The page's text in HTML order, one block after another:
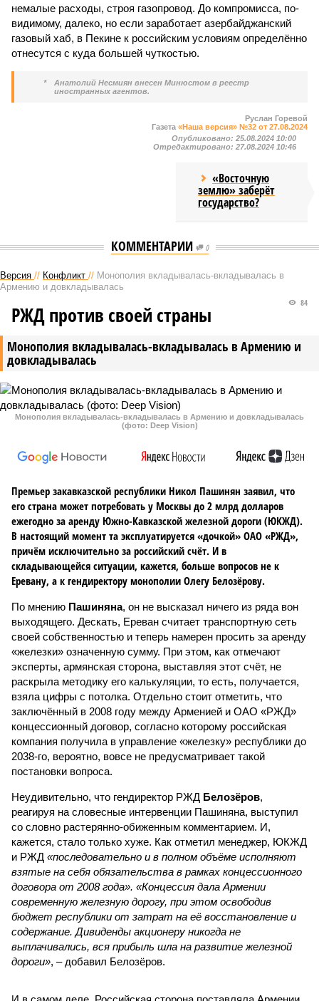
немалые расходы, строя газопровод. До компромисса, по-
видимому, далеко, но если заработает азербайджанский
газовый хаб, в Пекине к российским условиям определённо
отнесутся с куда большей чуткостью.
*
Анатолий Несмиян внесен Минюстом в реестр
иностранных агентов.
Руслан Горевой
Газета «Наша версия» №32 от 27.08.2024
Опубликовано: 25.08.2024 10:00
Отредактировано: 27.08.2024 10:46
«Восточную
землю» заберёт
государство?
КОММЕНТАРИИ 0
Версия // Конфликт // Монополия вкладывалась-вкладывалась в
Армению и довкладывалась
Монополия вкладывалась-вкладывалась в Армению и
довкладывалась
84
РЖД против своей страны
Монополия вкладывалась-вкладывалась в Армению и довкладывалась
(фото: Deep Vision)
Премьер закавказской республики Никол Пашинян заявил, что
его страна может потребовать у Москвы до 2 млрд долларов
ежегодно за аренду Южно-Кавказской железной дороги (ЮКЖД).
В настоящий момент та эксплуатируется «дочкой» ОАО «РЖД»,
причём исключительно за российский счёт. И в
складывающейся ситуации, кажется, больше вопросов не к
Еревану, а к гендиректору монополии Олегу Белозёрову.
По мнению Пашиняна, он не высказал ничего из ряда вон
выходящего. Дескать, Ереван считает транспортную сеть
своей собственностью и теперь намерен просить за аренду
«железки» означенную сумму. При этом, как отмечают
эксперты, армянская сторона, выставляя этот счёт, не
раскрыла методику его калькуляции, то есть, получается,
взяла цифры с потолка. Отдельно стоит отметить, что
заключённый в 2008 году между Арменией и ОАО «РЖД»
концессионный договор, согласно которому российская
компания получила в управление «железку» республики до
2038-го, вероятно, вовсе не предусматривает такой
постановки вопроса.
Неудивительно, что гендиректор РЖД Белозёров,
реагируя на словесные интервенции Пашиняна, выступил
со словно растерянно-обиженным комментарием. И,
кажется, стало только хуже. Как отметил менеджер, ЮКЖД
и РЖД «последовательно и в полном объёме исполняют
взятые на себя обязательства в рамках концессионного
договора от 2008 года». «Концессия дала Армении
современную железную дорогу, при этом освободив
бюджет республики от затрат на её восстановление и
содержание. Дивиденды акционеру никогда не
выплачивались, вся прибыль шла на развитие железной
дороги», – добавил Белозёров.